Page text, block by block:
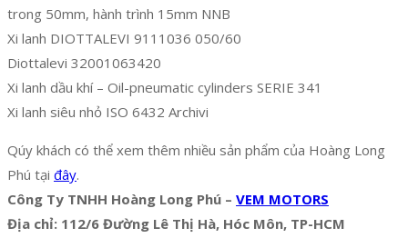
trong 50mm, hành trình 15mm NNB
Xi lanh DIOTTALEVI 9111036 050/60
Diottalevi 32001063420
Xi lanh dầu khí – Oil-pneumatic cylinders SERIE 341
Xi lanh siêu nhỏ ISO 6432 Archivi
Qúy khách có thể xem thêm nhiều sản phẩm của Hoàng Long
Phú tại đây.
Công Ty TNHH Hoàng Long Phú – VEM MOTORS
Địa chỉ: 112/6 Đường Lê Thị Hà, Hóc Môn, TP-HCM